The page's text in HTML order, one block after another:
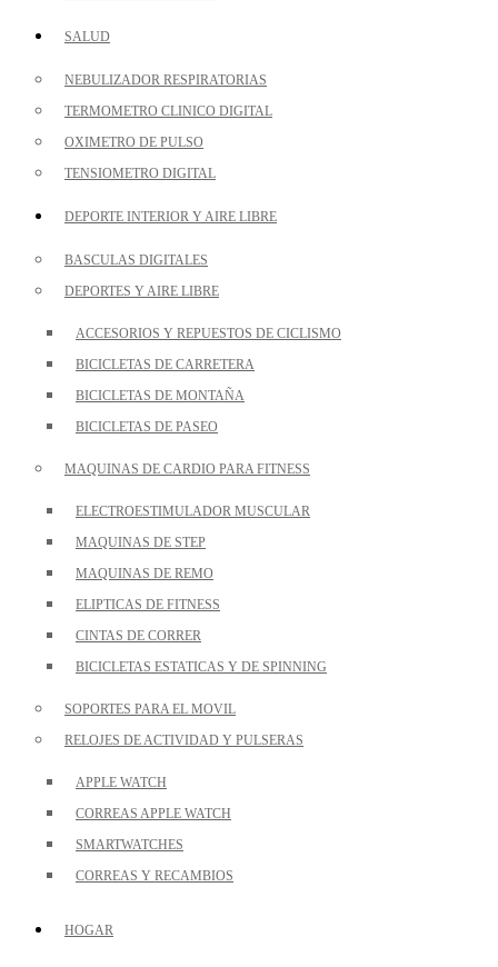
SALUD
NEBULIZADOR RESPIRATORIAS
TERMOMETRO CLINICO DIGITAL
OXIMETRO DE PULSO
TENSIOMETRO DIGITAL
DEPORTE INTERIOR Y AIRE LIBRE
BASCULAS DIGITALES
DEPORTES Y AIRE LIBRE
ACCESORIOS Y REPUESTOS DE CICLISMO
BICICLETAS DE CARRETERA
BICICLETAS DE MONTAÑA
BICICLETAS DE PASEO
MAQUINAS DE CARDIO PARA FITNESS
ELECTROESTIMULADOR MUSCULAR
MAQUINAS DE STEP
MAQUINAS DE REMO
ELIPTICAS DE FITNESS
CINTAS DE CORRER
BICICLETAS ESTATICAS Y DE SPINNING
SOPORTES PARA EL MOVIL
RELOJES DE ACTIVIDAD Y PULSERAS
APPLE WATCH
CORREAS APPLE WATCH
SMARTWATCHES
CORREAS Y RECAMBIOS
HOGAR